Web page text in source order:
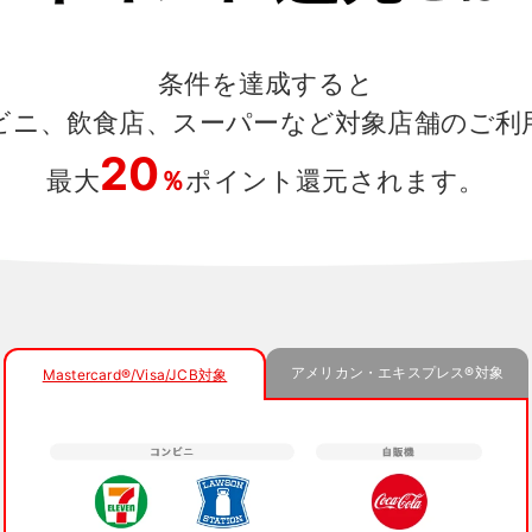
条件を達成すると
ニ、飲食店、スーパーなど対象店舗のご利
最大20％ポイント還元されます。
Mastercard®/Visa/JCB対象 アメリカン・エキスプレス®対象